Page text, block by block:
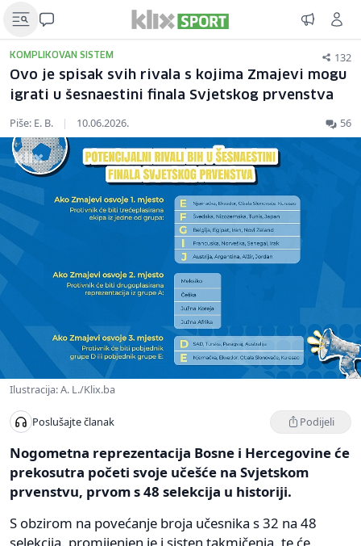
KOMPLIKOVAN SISTEM 132
Ovo je spisak svih rivala s kojima Zmajevi mogu
igrati u šesnaestini finala Svjetskog prvenstva
Piše: E. B. | 10.06.2026. 56
Ilustracija: A. L./Klix.ba
Poslušajte članak Podijeli
Nogometna reprezentacija Bosne i Hercegovine će
prekosutra početi svoje učešće na Svjetskom
prvenstvu, prvom s 48 selekcija u historiji.
S obzirom na povećanje broja učesnika s 32 na 48
selekcija, promijenjen je i sisten takmičenja, te će